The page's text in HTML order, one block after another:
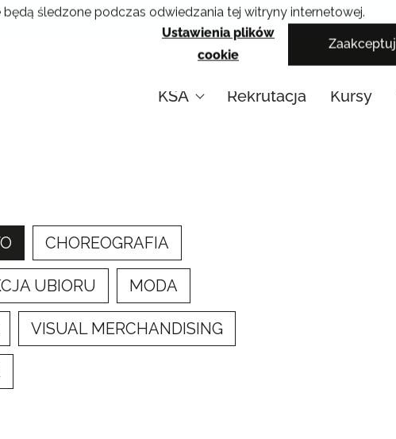
śledzone podczas odwiedzania tej witryny internetowej.
Ustawienia plików
cookie
Zaakceptuj
Krakowskie Szkoły Artystyczne
KSA Rekrutacja Kursy
CHOREOGRAFIA
UBIORU MODA
VISUAL MERCHANDISING